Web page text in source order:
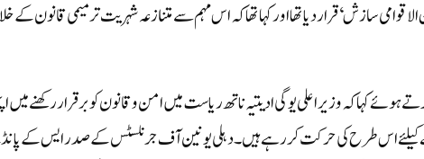
سازش‘ قرار دیا تھا اور کہا تھا کہ اس مہم سے متنازعہ شہریت ترمیمی قانون کے
کہا کہ وزیر اعلی یوگی ادیتیہ ناتھ ریاست میں امن و قانون کو برقرار رکھنے میں
کیلئے اس طرح کی حرکت کر رہے ہیں۔دہلی یونین آف جرنلسٹس کے صدر ایس کے